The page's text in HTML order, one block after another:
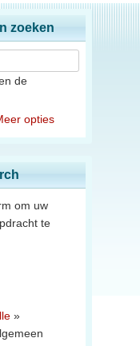
zoeken
de
opties
om uw
te
»